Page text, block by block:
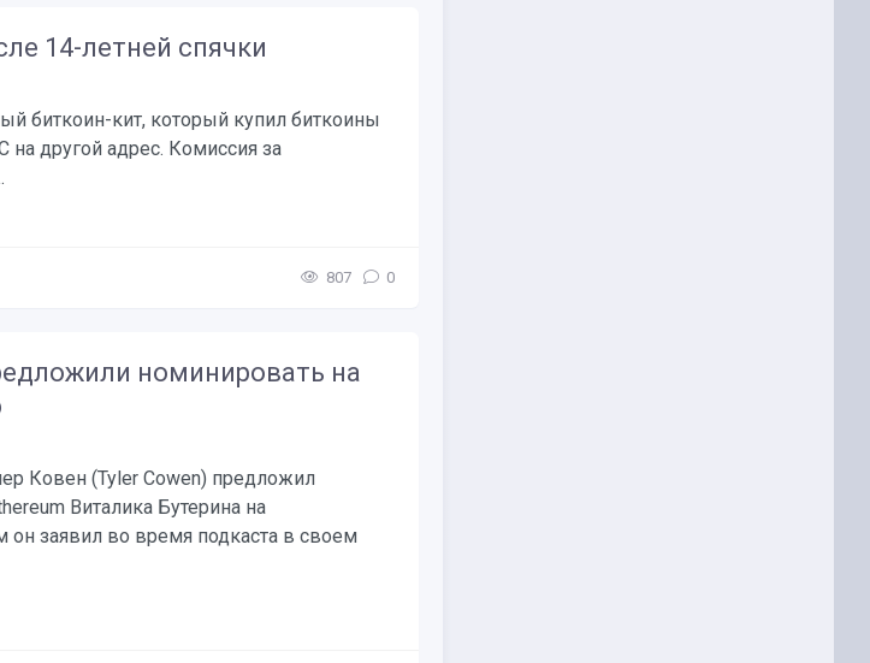
14-летней спячки
биткоин-кит, который купил биткоины
на другой адрес. Комиссия за
807 0
номинировать на
Ковен (Tyler Cowen) предложил
Виталика Бутерина на
заявил во время подкаста в своем